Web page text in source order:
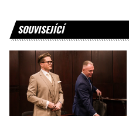
SOUVISEJÍCÍ